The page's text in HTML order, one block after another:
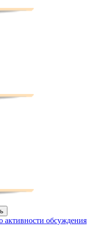
активности обсуждения